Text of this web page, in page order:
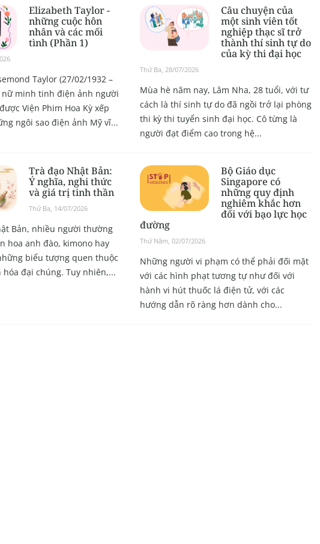
Elizabeth Taylor -
những cuộc hôn
nhân và các mối
tình (Phần 1)
Taylor (27/02/1932 –
nữ minh tinh điện ảnh người
Viện Phim Hoa Kỳ xếp
ngôi sao điện ảnh Mỹ vĩ...
Câu chuyện của
một sinh viên tốt
nghiệp thạc sĩ trở
thành thí sinh tự do
của kỳ thi đại học
Thứ Ba, 28/07/2026
Mùa hè năm nay, Lâm Nha, 28 tuổi, với tư
cách là thí sinh tự do đã ngồi trở lại phòng
thi kỳ thi tuyển sinh đại học. Cô từng là
người đạt điểm cao trong hệ...
Trà đạo Nhật Bản:
Ý nghĩa, nghi thức
và giá trị tinh thần
Thứ Ba, 14/07/2026
Bản, nhiều người thường
hoa anh đào, kimono hay
biểu tượng quen thuộc
hóa đại chúng. Tuy nhiên,...
Bộ Giáo dục
Singapore có
những quy định
nghiêm khắc hơn
đối với bạo lực học
đường
Thứ Năm, 02/07/2026
Những người vi phạm có thể phải đối mặt
với các hình phạt tương tự như đối với
hành vi hút thuốc lá điện tử, với các
hướng dẫn rõ ràng hơn dành cho...